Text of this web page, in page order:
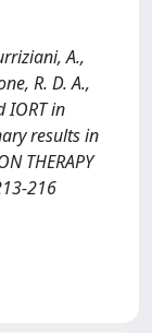
A.,
R. D. A.,
IORT in
results in
THERAPY
216